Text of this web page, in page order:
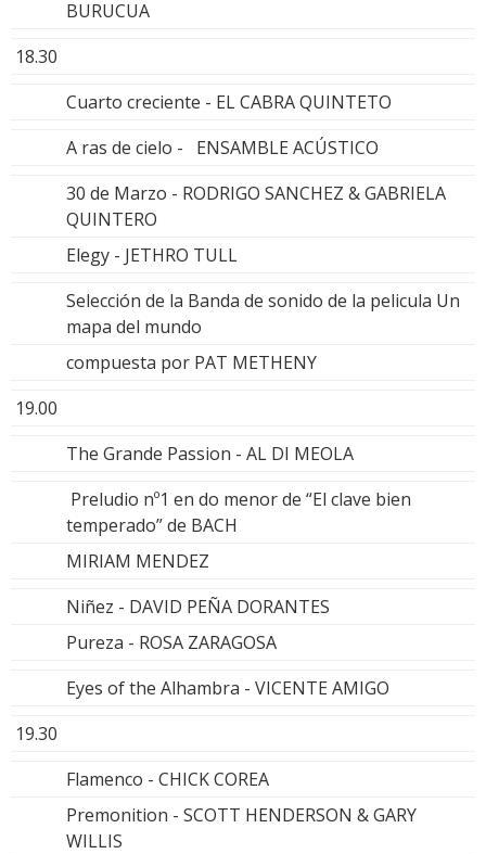
BURUCUA
18.30
Cuarto creciente - EL CABRA QUINTETO
A ras de cielo - ENSAMBLE ACÚSTICO
30 de Marzo - RODRIGO SANCHEZ & GABRIELA
QUINTERO
Elegy - JETHRO TULL
Selección de la Banda de sonido de la pelicula Un
mapa del mundo
compuesta por PAT METHENY
19.00
The Grande Passion - AL DI MEOLA
Preludio nº1 en do menor de “El clave bien
temperado” de BACH
MIRIAM MENDEZ
Niñez - DAVID PEÑA DORANTES
Pureza - ROSA ZARAGOSA
Eyes of the Alhambra - VICENTE AMIGO
19.30
Flamenco - CHICK COREA
Premonition - SCOTT HENDERSON & GARY
WILLIS